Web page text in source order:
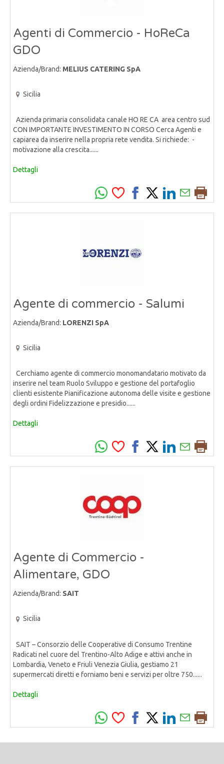
Agenti di Commercio - HoReCa
GDO
Azienda/Brand: MELIUS CATERING SpA
Sicilia
Azienda primaria consolidata canale HO RE CA area centro sud
CON IMPORTANTE INVESTIMENTO IN CORSO Cerca Agenti e
capiarea da inserire nella propria rete vendita. Si richiede: -
motivazione alla crescita......
Dettagli
Agente di commercio - Salumi
Azienda/Brand: LORENZI SpA
Sicilia
Cerchiamo agente di commercio monomandatario motivato da
inserire nel team Ruolo Sviluppo e gestione del portafoglio
clienti esistente Pianificazione autonoma delle visite e gestione
degli ordini Fidelizzazione e presidio......
Dettagli
Agente di Commercio -
Alimentare, GDO
Azienda/Brand: SAIT
Sicilia
SAIT – Consorzio delle Cooperative di Consumo Trentine
Radicati nel cuore del Trentino-Alto Adige e attivi anche in
Lombardia, Veneto e Friuli Venezia Giulia, gestiamo 21
supermercati diretti e forniamo beni e servizi per oltre 750......
Dettagli